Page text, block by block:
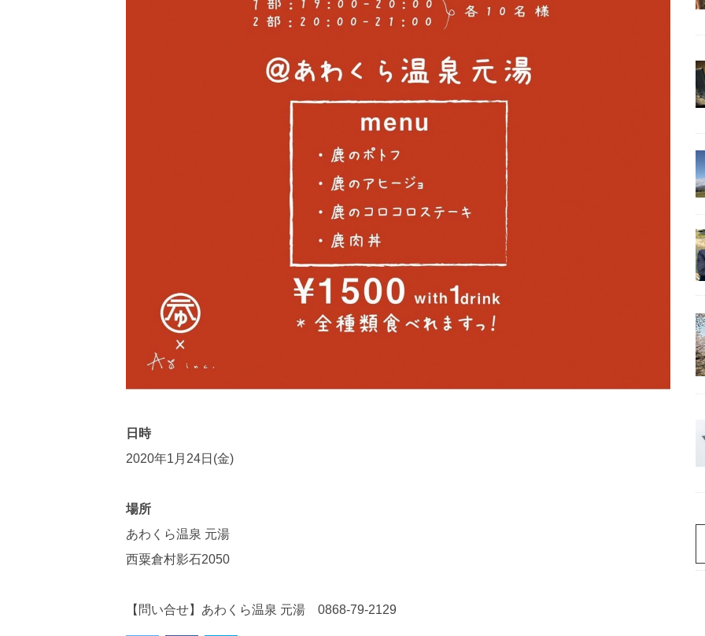
日時
2020年1月24日(金)
場所
あわくら温泉 元湯
西粟倉村影石2050
【問い合せ】あわくら温泉 元湯 0868-79-2129